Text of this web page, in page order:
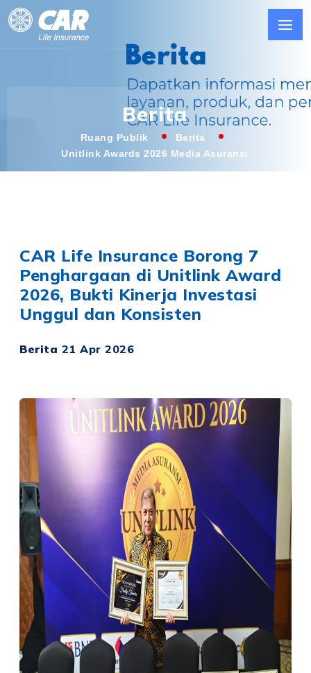
Berita
Ruang Publik
Berita
Unitlink Awards 2026 Media Asuransi
CAR Life Insurance Borong 7
Penghargaan di Unitlink Award
2026, Bukti Kinerja Investasi
Unggul dan Konsisten
Berita 21 Apr 2026